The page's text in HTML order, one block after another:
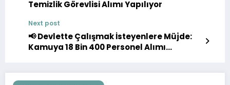
Temizlik Görevlisi Alımı Yapılıyor
Next post
📢 Devlette Çalışmak İsteyenlere Müjde:
Kamuya 18 Bin 400 Personel Alımı